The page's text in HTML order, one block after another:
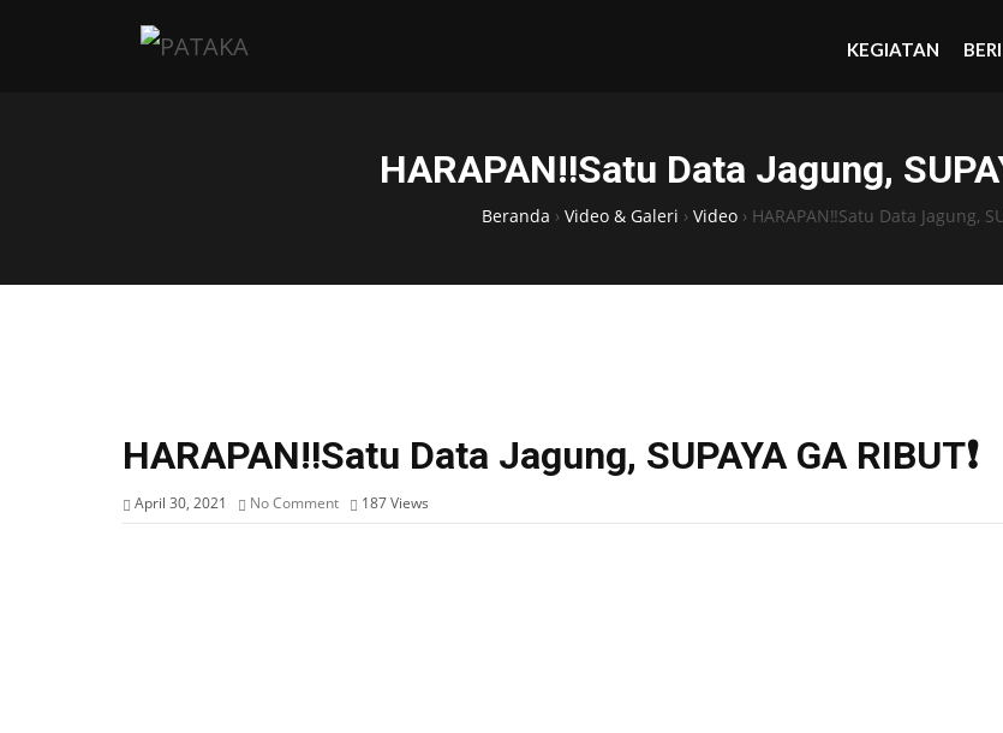
KEGIATAN
HARAPAN‼️Satu Data Jagung,
Beranda › Video & Galeri › Video› HARAPAN‼️Satu Data Jagung,
HARAPAN‼️Satu Data Jagung, SUPAYA GA RIBUT❗
April 30, 2021 No Comment 187Views